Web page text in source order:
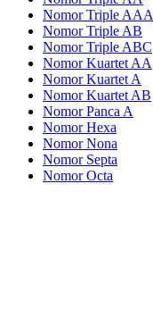
Nomor Triple AAA
Nomor Triple AB
Nomor Triple ABC
Nomor Kuartet AA
Nomor Kuartet A
Nomor Kuartet AB
Nomor Panca A
Nomor Hexa
Nomor Nona
Nomor Septa
Nomor Octa